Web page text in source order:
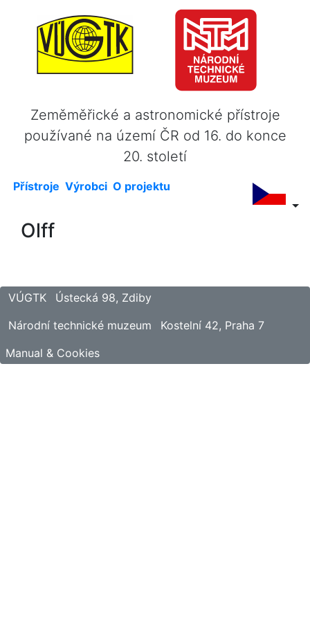
Zeměměřické a astronomické přístroje
používané na území ČR od 16. do konce
20. století
Přístroje Výrobci O projektu
Olff
VÚGTK
Ústecká 98, Zdiby
Národní technické muzeum
Kostelní 42, Praha 7
Manual & Cookies